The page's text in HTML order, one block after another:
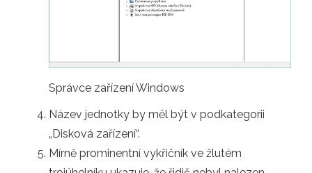
Správce zařízení Windows
Název jednotky by měl být v podkategorii
„Disková zařízení“.
Mírně prominentní vykřičník ve žlutém